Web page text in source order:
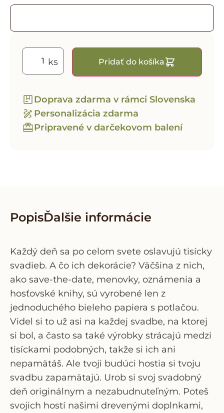
Pridať do košíka
Doprava zdarma v rámci Slovenska
Personalizácia zdarma
Pripravené v darčekovom balení
PopisĎalšie informácie
Každý deň sa po celom svete oslavujú tisícky
svadieb. A čo ich dekorácie? Väčšina z nich,
ako save-the-date, menovky, oznámenia a
hosťovské knihy, sú vyrobené len z
jednoduchého bieleho papiera s potlačou.
Videl si to už asi na každej svadbe, na ktorej
si bol, a často sa také výrobky strácajú medzi
tisíckami podobných, takže si ich ani
nepamätáš. Ale tvoji budúci hostia si tvoju
svadbu zapamätajú. Urob si svoj svadobný
deň originálnym a nezabudnuteľným. Poteš
svojich hostí našimi drevenými doplnkami,